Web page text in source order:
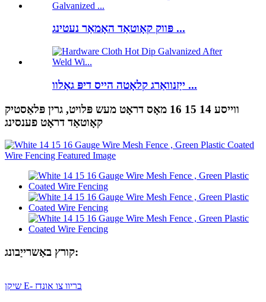
פּווק קאָוטאַד האָמאַר נעטינג ...
ייַזנוואַרג קלאָטה הייס דיפּ גאַלוו ...
ווייסע 14 15 16 מאָס דראָט מעש פּלויט, גרין פּלאַסטיק
קאָוטאַד דראָט פענסינג
קורץ באַשרייַבונג:
שיקן E- בריוו צו אונדז